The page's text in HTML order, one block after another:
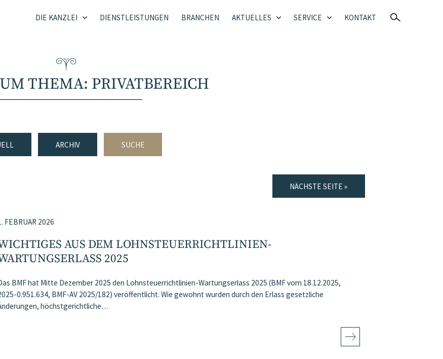
DIE KANZLEI DIENSTLEISTUNGEN BRANCHEN AKTUELLES SERVICE KONTAKT
THEMA: PRIVATBEREICH
ARCHIV SUCHE
NÄCHSTE SEITE »
FEBRUAR 2026
AUS DEM LOHNSTEUERRICHTLINIEN-
2025
BMF hat Mitte Dezember 2025 den Lohnsteuerrichtlinien-Wartungserlass 2025 (BMF vom 18.12.2025,
0.951.634, BMF-AV 2025/182) veröffentlicht. Wie gewohnt wurden durch den Erlass gesetzliche
höchstgerichtliche…